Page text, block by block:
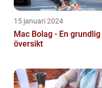
15 januari 2024
Mac Bolag - En grundlig
översikt